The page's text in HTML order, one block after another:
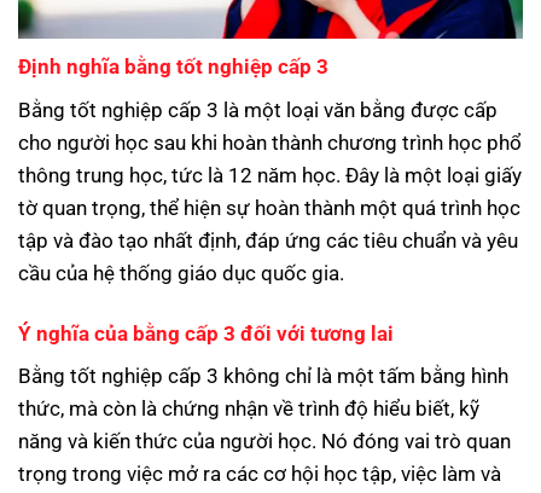
Định nghĩa bằng tốt nghiệp cấp 3
Bằng tốt nghiệp cấp 3 là một loại văn bằng được cấp
cho người học sau khi hoàn thành chương trình học phổ
thông trung học, tức là 12 năm học. Đây là một loại giấy
tờ quan trọng, thể hiện sự hoàn thành một quá trình học
tập và đào tạo nhất định, đáp ứng các tiêu chuẩn và yêu
cầu của hệ thống giáo dục quốc gia.
Ý nghĩa của bằng cấp 3 đối với tương lai
Bằng tốt nghiệp cấp 3 không chỉ là một tấm bằng hình
thức, mà còn là chứng nhận về trình độ hiểu biết, kỹ
năng và kiến thức của người học. Nó đóng vai trò quan
trọng trong việc mở ra các cơ hội học tập, việc làm và